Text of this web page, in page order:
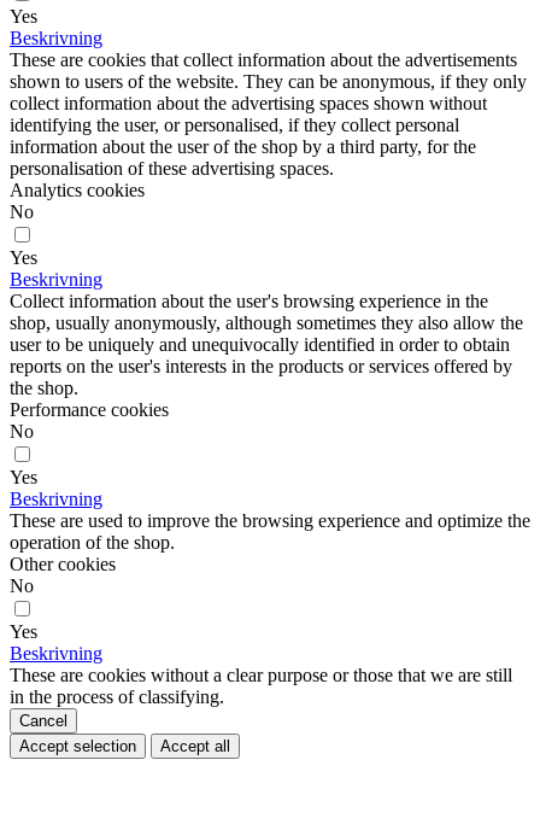
Yes
Beskrivning
These are cookies that collect information about the advertisements
shown to users of the website. They can be anonymous, if they only
collect information about the advertising spaces shown without
identifying the user, or personalised, if they collect personal
information about the user of the shop by a third party, for the
personalisation of these advertising spaces.
Analytics cookies
No
Yes
Beskrivning
Collect information about the user's browsing experience in the
shop, usually anonymously, although sometimes they also allow the
user to be uniquely and unequivocally identified in order to obtain
reports on the user's interests in the products or services offered by
the shop.
Performance cookies
No
Yes
Beskrivning
These are used to improve the browsing experience and optimize the
operation of the shop.
Other cookies
No
Yes
Beskrivning
These are cookies without a clear purpose or those that we are still
in the process of classifying.
Cancel
Accept selection
Accept all